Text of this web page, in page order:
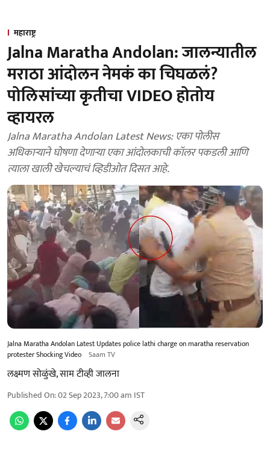
महाराष्ट्र
Jalna Maratha Andolan: जालन्यातील
मराठा आंदोलन नेमकं का चिघळलं?
पोलिसांच्या कृतीचा VIDEO होतोय
व्हायरल
Jalna Maratha Andolan Latest News: एका पोलीस
अधिकाऱ्याने घोषणा देणाऱ्या एका आंदोलकाची कॉलर पकडली आणि
त्याला खाली खेचल्याचं व्हिडीओत दिसत आहे.
Jalna Maratha Andolan Latest Updates police lathi charge on maratha reservation
protester Shocking Video Saam TV
लक्ष्मण सोळुंखे, साम टीव्ही जालना
Published On:02 Sep 2023, 7:00 am IST